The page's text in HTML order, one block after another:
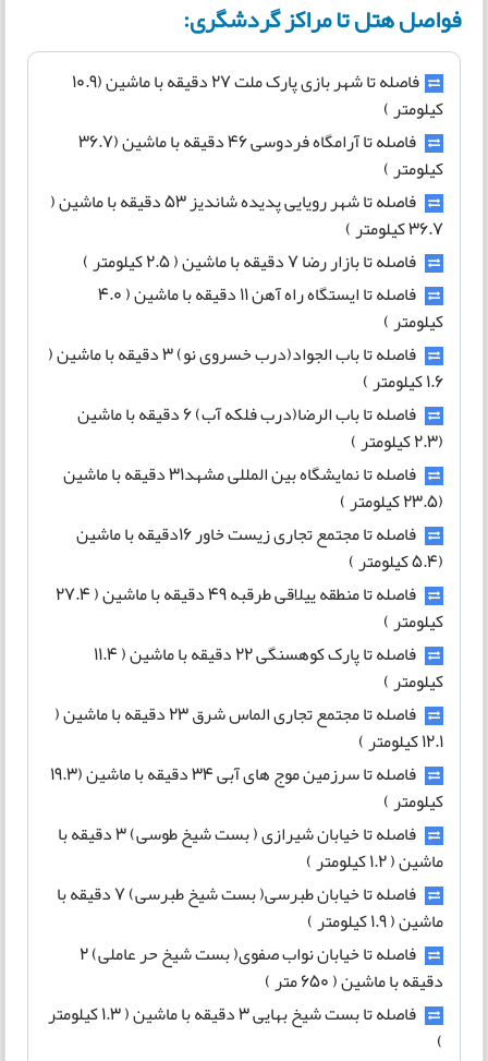
فواصل هتل تا مراکز گردشگری:
فاصله تا شهر بازی پارک ملت 27 دقیقه با ماشین (10.9
کیلومتر )
فاصله تا آرامگاه فردوسی 46 دقیقه با ماشین (36.7
کیلومتر )
فاصله تا شهر رویایی پدیده شاندیز 53 دقیقه با ماشین (
36.7 کیلومتر )
فاصله تا بازار رضا 7 دقیقه با ماشین ( 2.5 کیلومتر )
فاصله تا ایستگاه راه آهن 11 دقیقه با ماشین ( 4.0
کیلومتر )
فاصله تا باب الجواد(درب خسروی نو) 3 دقیقه با ماشین (
1.6 کیلومتر )
فاصله تا باب الرضا(درب فلکه آب) 6 دقیقه با ماشین
(2.3 کیلومتر )
فاصله تا نمایشگاه بین المللی مشهد31 دقیقه با ماشین
(23.5 کیلومتر )
فاصله تا مجتمع تجاری زیست خاور 16دقیقه با ماشین
(5.4 کیلومتر )
فاصله تا منطقه ییلاقی طرقبه 49 دقیقه با ماشین ( 27.4
کیلومتر )
فاصله تا پارک کوهسنگی 22 دقیقه با ماشین ( 11.4
کیلومتر )
فاصله تا مجتمع تجاری الماس شرق 23 دقیقه با ماشین (
12.1 کیلومتر )
فاصله تا سرزمین موج های آبی 34 دقیقه با ماشین (19.3
کیلومتر )
فاصله تا خیابان شیرازی ( بست شیخ طوسی) 3 دقیقه با
ماشین ( 1.2 کیلومتر )
فاصله تا خیابان طبرسی( بست شیخ طبرسی) 7 دقیقه با
ماشین ( 1.9 کیلومتر )
فاصله تا خیابان نواب صفوی( بست شیخ حر عاملی) 2
دقیقه با ماشین ( 650 متر )‬‬‬‬
فاصله تا بست شیخ بهایی 3 دقیقه با ماشین ( 1.3 کیلومتر
)